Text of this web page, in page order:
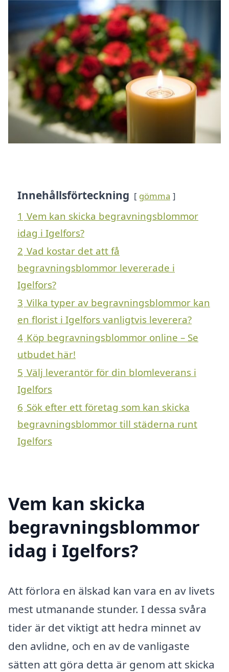
Innehållsförteckning gömma
1 Vem kan skicka begravningsblommor
idag i Igelfors?
2 Vad kostar det att få
begravningsblommor levererade i
Igelfors?
3 Vilka typer av begravningsblommor kan
en florist i Igelfors vanligtvis leverera?
4 Köp begravningsblommor online – Se
utbudet här!
5 Välj leverantör för din blomleverans i
Igelfors
6 Sök efter ett företag som kan skicka
begravningsblommor till städerna runt
Igelfors
Vem kan skicka
begravningsblommor
idag i Igelfors?
Att förlora en älskad kan vara en av livets
mest utmanande stunder. I dessa svåra
tider är det viktigt att hedra minnet av
den avlidne, och en av de vanligaste
sätten att göra detta är genom att skicka